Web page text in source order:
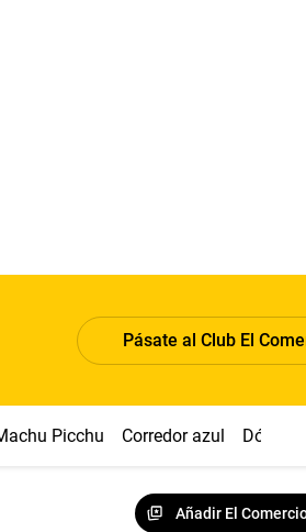
Pásate al Club El
Picchu Corredor azul Dólar
Añadir El